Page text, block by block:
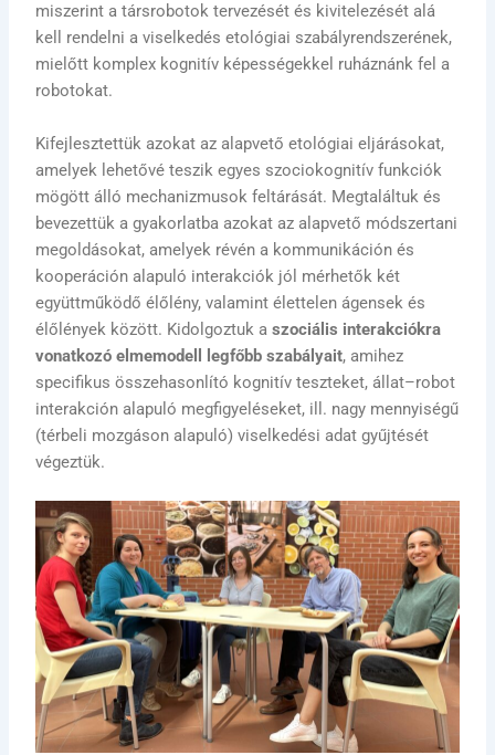
miszerint a társrobotok tervezését és kivitelezését alá
kell rendelni a viselkedés etológiai szabályrendszerének,
mielőtt komplex kognitív képességekkel ruháznánk fel a
robotokat.
Kifejlesztettük azokat az alapvető etológiai eljárásokat,
amelyek lehetővé teszik egyes szociokognitív funkciók
mögött álló mechanizmusok feltárását. Megtaláltuk és
bevezettük a gyakorlatba azokat az alapvető módszertani
megoldásokat, amelyek révén a kommunikáción és
kooperáción alapuló interakciók jól mérhetők két
együttműködő élőlény, valamint élettelen ágensek és
élőlények között. Kidolgoztuk aszociális interakciókra
vonatkozó elmemodell legfőbb szabályait, amihez
specifikus összehasonlító kognitív teszteket, állat–robot
interakción alapuló megfigyeléseket, ill. nagy mennyiségű
(térbeli mozgáson alapuló) viselkedési adat gyűjtését
végeztük.